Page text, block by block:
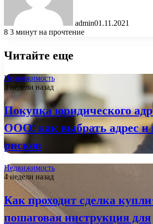
admin01.11.2021
8 3 минут на прочтение
Читайте еще
Недвижимость
3 недели назад
Покупка юридического
ООО: как выбрать адрес и
рисков
Недвижимость
4 недели назад
Как проходит сделка
пошаговая инструкция для